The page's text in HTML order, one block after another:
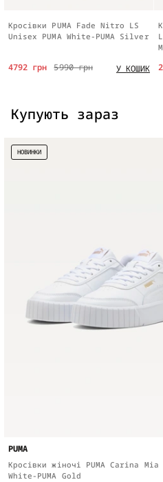
Кросівки PUMA Fade Nitro LS
Unisex PUMA White-PUMA Silver
5990 грн
4792 грн У КОШИК
Купують зараз
НОВИНКИ
PUMA
Кросівки жіночі PUMA Carina Mia
White-PUMA Gold